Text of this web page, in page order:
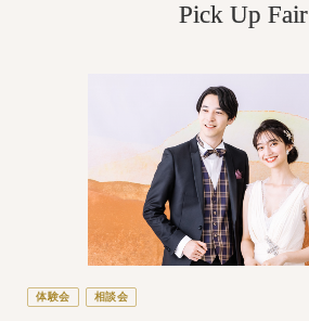
Pick Up Fair
体験会 相談会